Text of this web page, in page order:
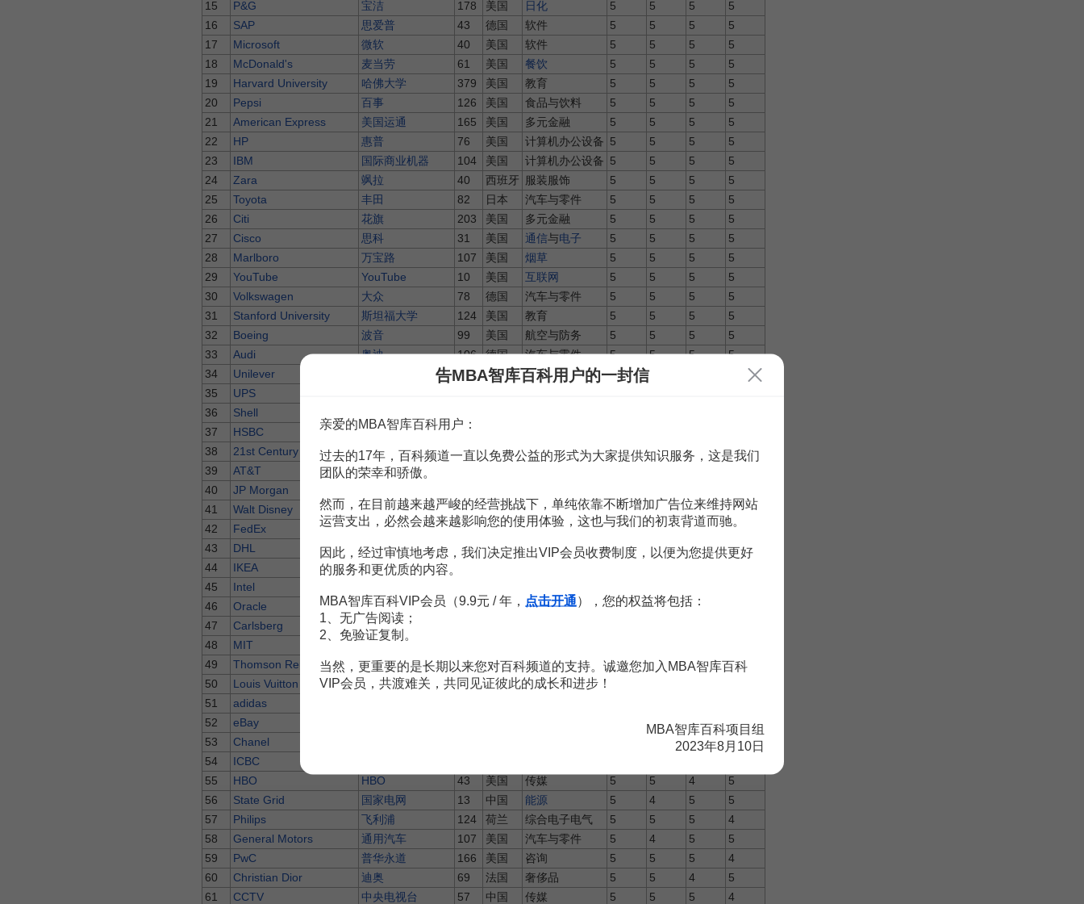
15
P&G 宝洁 178 美国 日化 5 5 5
5
16
SAP 思爱普 43 德国 软件 5 5 5
5
17
Microsoft 微软 40 美国 软件 5 5 5
5
18
McDonald's 麦当劳 61 美国 餐饮 5 5 5
5
19
Harvard University 哈佛大学 379 美国 教育 5 5 5
5
20
Pepsi 百事 126 美国 食品与饮料 5 5 5
5
21
American Express 美国运通 165 美国 多元金融 5 5 5
5
22
HP 惠普 76 美国 计算机办公设备 5 5 5
5
23
IBM 国际商业机器 104 美国 计算机办公设备 5 5 5
5
24
Zara 飒拉 40 西班牙 服装服饰 5 5 5
5
25
Toyota 丰田 82 日本 汽车与零件 5 5 5
5
26
Citi 花旗 203 美国 多元金融 5 5 5
5
27
Cisco 思科 31 美国 通信与电子 5 5 5
5
28
Marlboro 万宝路 107 美国 烟草 5 5 5
5
29
YouTube YouTube 10 美国 互联网 5 5 5
5
30
Volkswagen 大众 78 德国 汽车与零件 5 5 5
5
31
Stanford University 斯坦福大学 124 美国 教育 5 5 5
5
32
Boeing 波音 99 美国 航空与防务 5 5 5
5
33
Audi 奥迪 106 德国 汽车与零件 5 5 5
5
34
Unilever 86 英国 日化 5 5
35
UPS
36
Shell
37
HSBC 汇丰 150
38
21st Century Fox 二十一世纪福克斯 80 美国 传媒 5 5 5
5
39
AT&T 美国电话电报公司
40
JP Morgan
41
Walt Disney 迪士尼 92 美国 传媒 5 5 5
5
42
FedEx 联邦快递 44 美国 物流 5 5 5
5
43
DHL 敦豪 46 德国 物流 5 5 5
5
44
IKEA 宜家
45
Intel
46
Oracle 甲骨文 38 美国 软件 5 5 5
47
Carlsberg 嘉士伯
48
MIT 麻省理工学院
49
Thomson Reuters 汤森路透 165 英国 传媒 5 5 5
5
50
Louis Vuitton 路易威登 161 法国 奢侈品
51
adidas
52
eBay 5 5
5
53
Chanel 5
5
54
ICBC
55
HBO HBO 43 美国 传媒 5 5 4
5
56
State Grid 国家电网 13 中国 能源 5 4 5
5
57
Philips 飞利浦 124 荷兰 综合电子电气 5 5 5
4
58
General Motors 通用汽车 107 美国 汽车与零件 5 4 5
5
59
PwC 普华永道 166 美国 咨询 5 5 5
4
60
Christian Dior 迪奥 69 法国 奢侈品 5 5 4
5
61
CCTV 中央电视台 57 中国 传媒 5 5 5
4
告MBA智库百科用户的一封信
亲爱的MBA智库百科用户：
过去的17年，百科频道一直以免费公益的形式为大家提供知识服务，这是我们
团队的荣幸和骄傲。
然而，在目前越来越严峻的经营挑战下，单纯依靠不断增加广告位来维持网站
运营支出，必然会越来越影响您的使用体验，这也与我们的初衷背道而驰。
因此，经过审慎地考虑，我们决定推出VIP会员收费制度，以便为您提供更好
的服务和更优质的内容。
MBA智库百科VIP会员（9.9元 / 年， 点击开通），您的权益将包括：
1、无广告阅读；
2、免验证复制。
当然，更重要的是长期以来您对百科频道的支持。诚邀您加入MBA智库百科
VIP会员，共渡难关，共同见证彼此的成长和进步！
MBA智库百科项目组
2023年8月10日